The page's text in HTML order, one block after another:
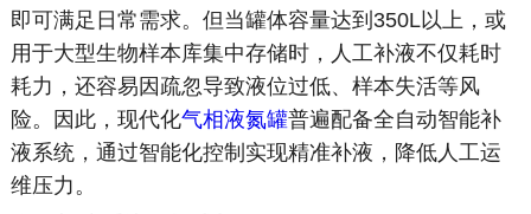
即可满足日常需求。但当罐体容量达到350L以上，或
用于大型生物样本库集中存储时，人工补液不仅耗时
耗力，还容易因疏忽导致液位过低、样本失活等风
险。因此，现代化气相液氮罐普遍配备全自动智能补
液系统，通过智能化控制实现精准补液，降低人工运
维压力。